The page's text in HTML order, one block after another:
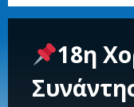
18η